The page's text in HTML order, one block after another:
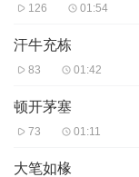
126 01:54
汗牛充栋
83 01:42
顿开茅塞
73 01:11
大笔如椽